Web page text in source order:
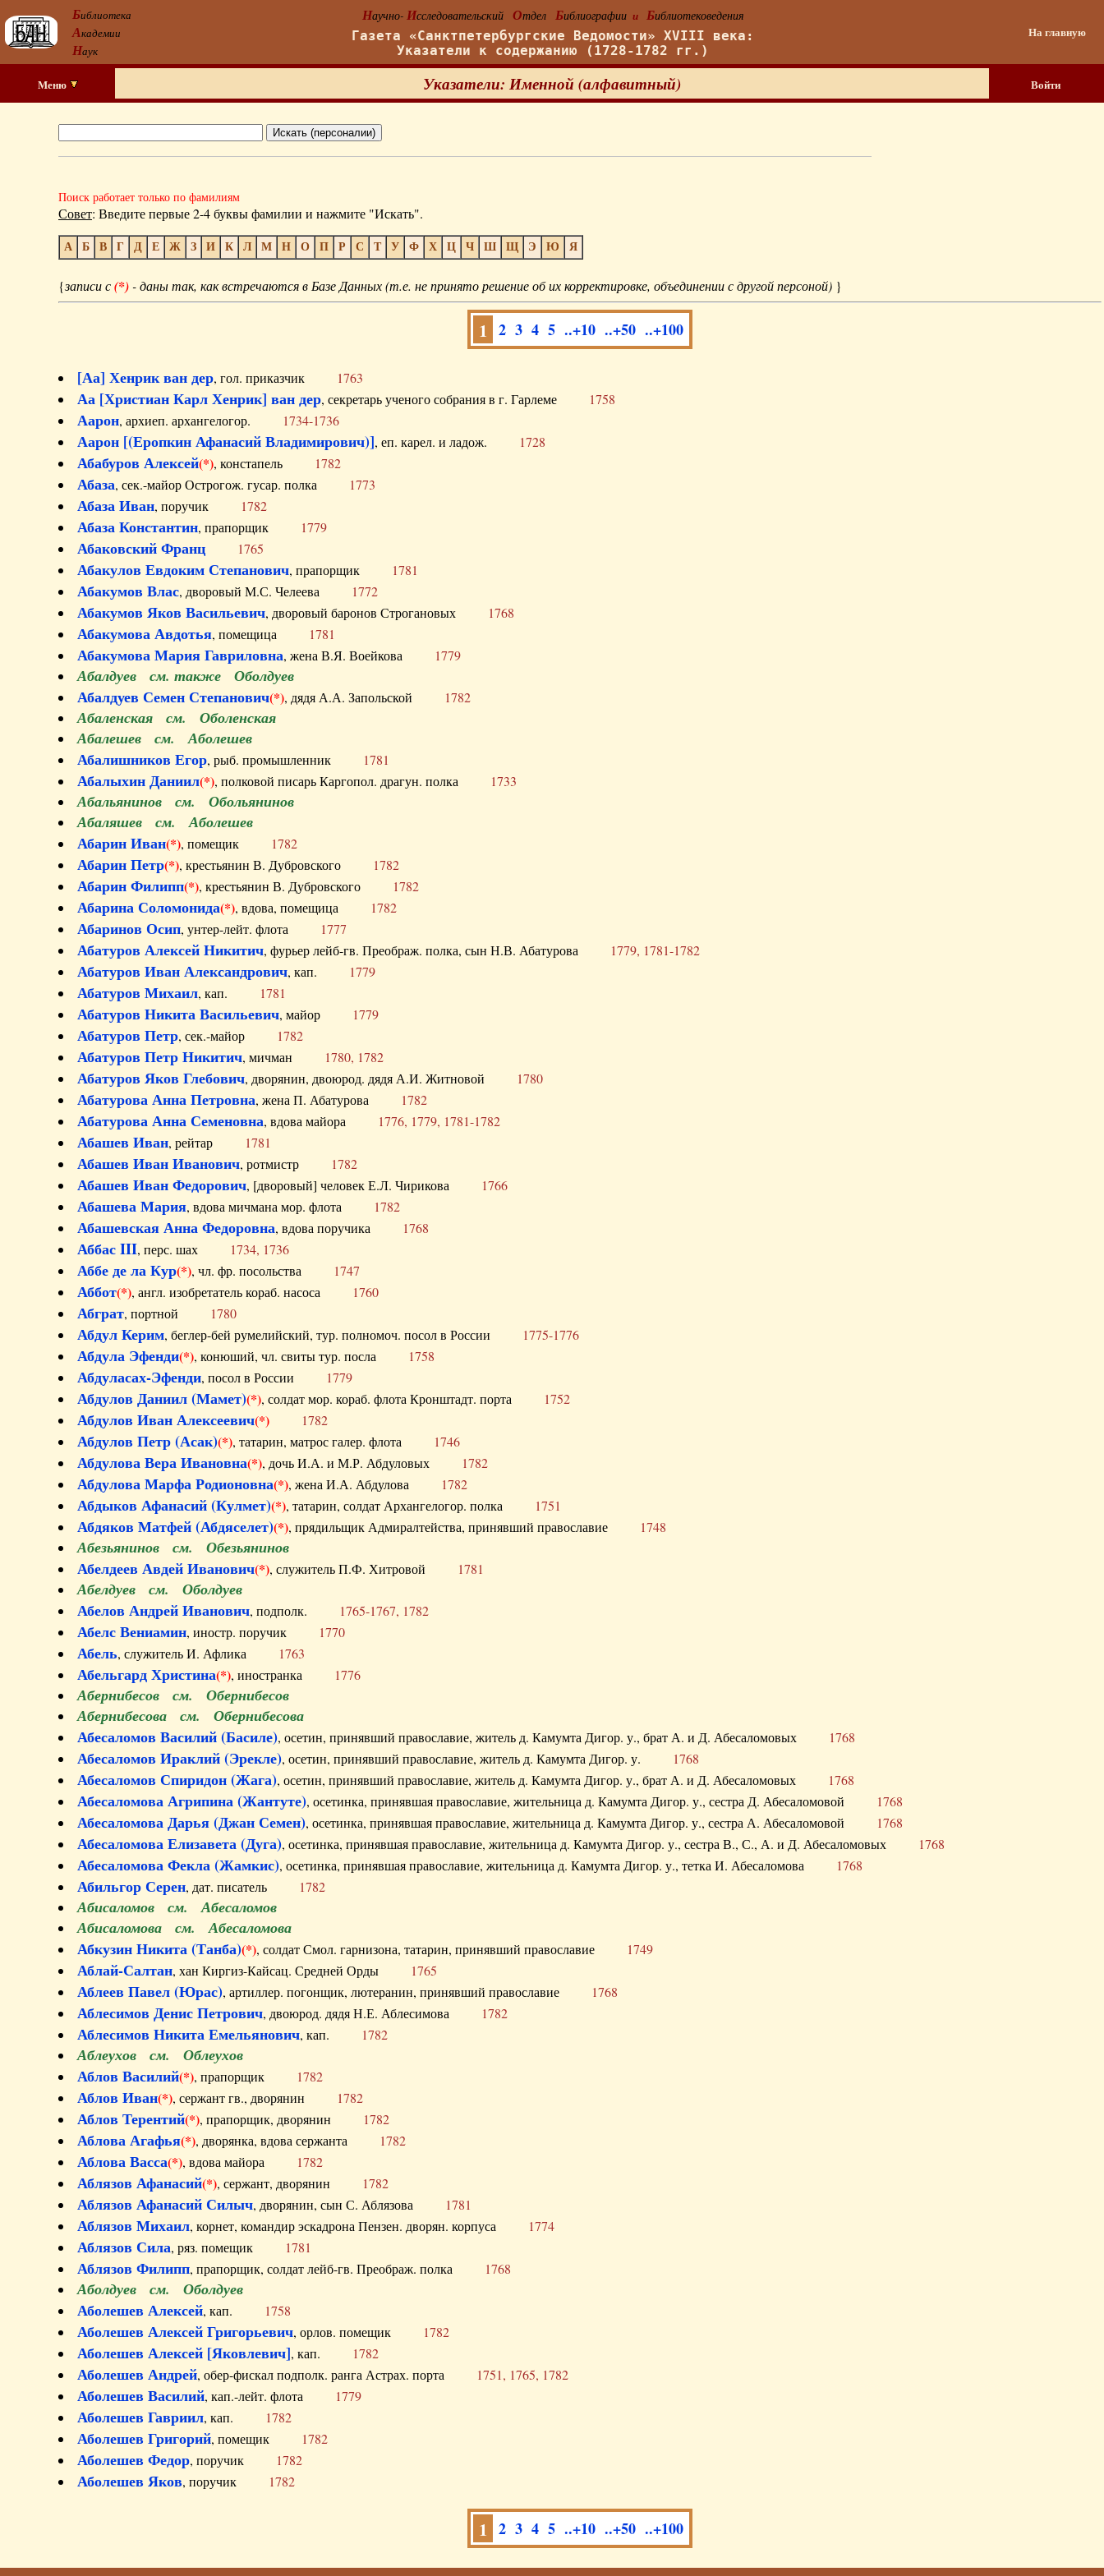
Библиотека
Академии
Наук
Научно- Исследовательский Отдел Библиографии и Библиотековедения
Газета «Санктпетербургские Ведомости» XVIII века:
Указатели к содержанию (1728-1782 гг.)
На главную
Меню Указатели: Именной (алфавитный) Войти
Поиск работает только по фамилиям
Совет: Введите первые 2-4 буквы фамилии и нажмите "Искать".
А Б В Г Д Е Ж З И К Л М Н О П Р С Т У Ф Х Ц Ч Ш Щ Э Ю Я
{записи с(*)- даны так, как встречаются в Базе Данных (т.е. не принято решение об их корректировке, объединении с другой персоной) }
1 2 3 4 5 ..+10 ..+50 ..+100
[Аа] Хенрик ван дер, гол. приказчик 1763
Аа [Христиан Карл Хенрик] ван дер, секретарь ученого собрания в г. Гарлеме 1758
Аарон, архиеп. архангелогор. 1734-1736
Аарон [(Еропкин Афанасий Владимирович)], еп. карел. и ладож. 1728
Абабуров Алексей(*), констапель 1782
Абаза, сек.-майор Острогож. гусар. полка 1773
Абаза Иван, поручик 1782
Абаза Константин, прапорщик 1779
Абаковский Франц 1765
Абакулов Евдоким Степанович, прапорщик 1781
Абакумов Влас, дворовый М.С. Челеева 1772
Абакумов Яков Васильевич, дворовый баронов Строгановых 1768
Абакумова Авдотья, помещица 1781
Абакумова Мария Гавриловна, жена В.Я. Воейкова 1779
Абалдуев см. также Оболдуев
Абалдуев Семен Степанович(*), дядя А.А. Запольской 1782
Абаленская см. Оболенская
Абалешев см. Аболешев
Абалишников Егор, рыб. промышленник 1781
Абалыхин Даниил(*), полковой писарь Каргопол. драгун. полка 1733
Абальянинов см. Обольянинов
Абаляшев см. Аболешев
Абарин Иван(*), помещик 1782
Абарин Петр(*), крестьянин В. Дубровского 1782
Абарин Филипп(*), крестьянин В. Дубровского 1782
Абарина Соломонида(*), вдова, помещица 1782
Абаринов Осип, унтер-лейт. флота 1777
Абатуров Алексей Никитич, фурьер лейб-гв. Преображ. полка, сын Н.В. Абатурова 1779, 1781-1782
Абатуров Иван Александрович, кап. 1779
Абатуров Михаил, кап. 1781
Абатуров Никита Васильевич, майор 1779
Абатуров Петр, сек.-майор 1782
Абатуров Петр Никитич, мичман 1780, 1782
Абатуров Яков Глебович, дворянин, двоюрод. дядя А.И. Житновой 1780
Абатурова Анна Петровна, жена П. Абатурова 1782
Абатурова Анна Семеновна, вдова майора 1776, 1779, 1781-1782
Абашев Иван, рейтар 1781
Абашев Иван Иванович, ротмистр 1782
Абашев Иван Федорович, [дворовый] человек Е.Л. Чирикова 1766
Абашева Мария, вдова мичмана мор. флота 1782
Абашевская Анна Федоровна, вдова поручика 1768
Аббас III, перс. шах 1734, 1736
Аббе де ла Кур(*), чл. фр. посольства 1747
Аббот(*), англ. изобретатель кораб. насоса 1760
Абграт, портной 1780
Абдул Керим, беглер-бей румелийский, тур. полномоч. посол в России 1775-1776
Абдула Эфенди(*), конюший, чл. свиты тур. посла 1758
Абдуласах-Эфенди, посол в России 1779
Абдулов Даниил (Мамет)(*), солдат мор. кораб. флота Кронштадт. порта 1752
Абдулов Иван Алексеевич(*) 1782
Абдулов Петр (Асак)(*), татарин, матрос галер. флота 1746
Абдулова Вера Ивановна(*), дочь И.А. и М.Р. Абдуловых 1782
Абдулова Марфа Родионовна(*), жена И.А. Абдулова 1782
Абдыков Афанасий (Кулмет)(*), татарин, солдат Архангелогор. полка 1751
Абдяков Матфей (Абдяселет)(*), прядильщик Адмиралтейства, принявший православие 1748
Абезьянинов см. Обезьянинов
Абелдеев Авдей Иванович(*), служитель П.Ф. Хитровой 1781
Абелдуев см. Оболдуев
Абелов Андрей Иванович, подполк. 1765-1767, 1782
Абелс Вениамин, иностр. поручик 1770
Абель, служитель И. Афлика 1763
Абельгард Христина(*), иностранка 1776
Абернибесов см. Обернибесов
Абернибесова см. Обернибесова
Абесаломов Василий (Басиле), осетин, принявший православие, житель д. Камумта Дигор. у., брат А. и Д. Абесаломовых 1768
Абесаломов Ираклий (Эрекле), осетин, принявший православие, житель д. Камумта Дигор. у. 1768
Абесаломов Спиридон (Жага), осетин, принявший православие, житель д. Камумта Дигор. у., брат А. и Д. Абесаломовых 1768
Абесаломова Агрипина (Жантуте), осетинка, принявшая православие, жительница д. Камумта Дигор. у., сестра Д. Абесаломовой 1768
Абесаломова Дарья (Джан Семен), осетинка, принявшая православие, жительница д. Камумта Дигор. у., сестра А. Абесаломовой 1768
Абесаломова Елизавета (Дуга), осетинка, принявшая православие, жительница д. Камумта Дигор. у., сестра В., С., А. и Д. Абесаломовых 1768
Абесаломова Фекла (Жамкис), осетинка, принявшая православие, жительница д. Камумта Дигор. у., тетка И. Абесаломова 1768
Абильгор Серен, дат. писатель 1782
Абисаломов см. Абесаломов
Абисаломова см. Абесаломова
Абкузин Никита (Танба)(*), солдат Смол. гарнизона, татарин, принявший православие 1749
Аблай-Салтан, хан Киргиз-Кайсац. Средней Орды 1765
Аблеев Павел (Юрас), артиллер. погонщик, лютеранин, принявший православие 1768
Аблесимов Денис Петрович, двоюрод. дядя Н.Е. Аблесимова 1782
Аблесимов Никита Емельянович, кап. 1782
Аблеухов см. Облеухов
Аблов Василий(*), прапорщик 1782
Аблов Иван(*), сержант гв., дворянин 1782
Аблов Терентий(*), прапорщик, дворянин 1782
Аблова Агафья(*), дворянка, вдова сержанта 1782
Аблова Васса(*), вдова майора 1782
Аблязов Афанасий(*), сержант, дворянин 1782
Аблязов Афанасий Силыч, дворянин, сын С. Аблязова 1781
Аблязов Михаил, корнет, командир эскадрона Пензен. дворян. корпуса 1774
Аблязов Сила, ряз. помещик 1781
Аблязов Филипп, прапорщик, солдат лейб-гв. Преображ. полка 1768
Аболдуев см. Оболдуев
Аболешев Алексей, кап. 1758
Аболешев Алексей Григорьевич, орлов. помещик 1782
Аболешев Алексей [Яковлевич], кап. 1782
Аболешев Андрей, обер-фискал подполк. ранга Астрах. порта 1751, 1765, 1782
Аболешев Василий, кап.-лейт. флота 1779
Аболешев Гавриил, кап. 1782
Аболешев Григорий, помещик 1782
Аболешев Федор, поручик 1782
Аболешев Яков, поручик 1782
1 2 3 4 5 ..+10 ..+50 ..+100